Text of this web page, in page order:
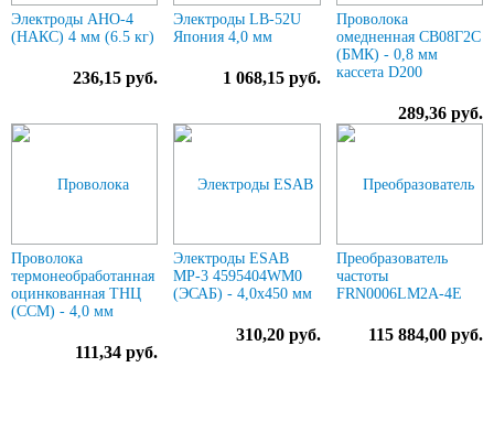
Электроды АНО-4
(НАКС) 4 мм (6.5 кг)
236,15 руб.
Электроды LB-52U
Япония 4,0 мм
1 068,15 руб.
Проволока
омедненная СВ08Г2С
(БМК) - 0,8 мм
кассета D200
289,36 руб.
Проволока
термонеобработанная
оцинкованная ТНЦ
(ССМ) - 4,0 мм
111,34 руб.
Электроды ESAB
МР-3 4595404WM0
(ЭСАБ) - 4,0х450 мм
310,20 руб.
Преобразователь
частоты
FRN0006LM2A-4E
115 884,00 руб.